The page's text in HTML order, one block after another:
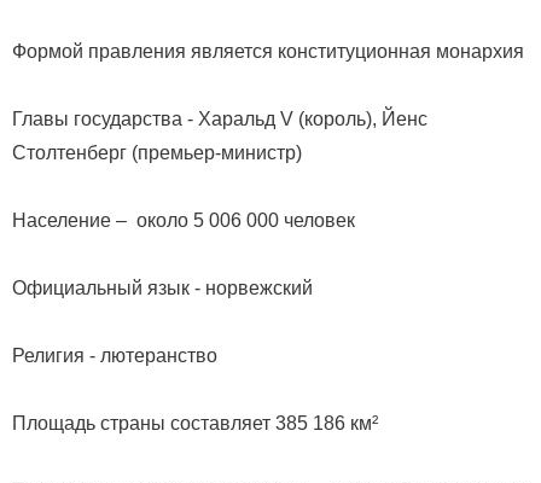
Формой правления является конституционная монархия
Главы государства - Харальд V (король), Йенс
Столтенберг (премьер-министр)
Население – около 5 006 000 человек
Официальный язык - норвежский
Религия - лютеранство
Площадь страны составляет 385 186 км²